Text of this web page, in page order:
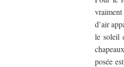
vraiment
d’air
le soleil
posée